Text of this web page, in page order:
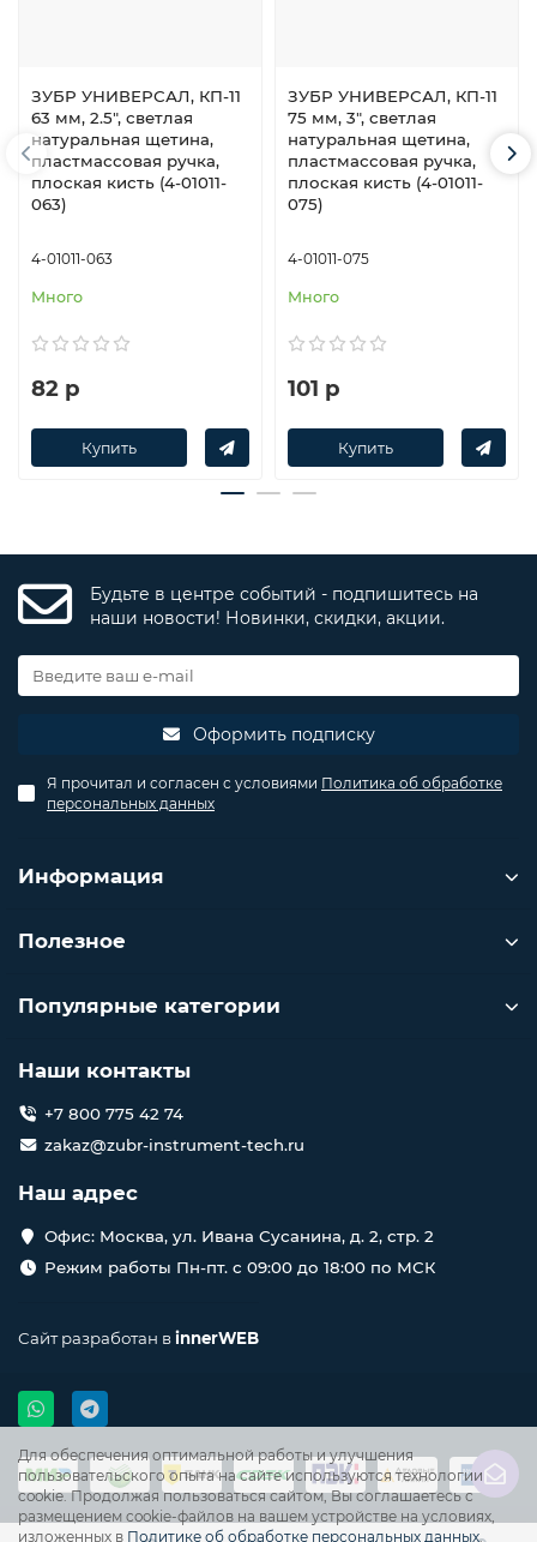
ЗУБР УНИВЕРСАЛ, КП-11
63 мм, 2.5″, светлая
натуральная щетина,
пластмассовая ручка,
плоская кисть (4-01011-
063)
4-01011-063
Много
82 р
Купить
ЗУБР УНИВЕРСАЛ, КП-11
75 мм, 3″, светлая
натуральная щетина,
пластмассовая ручка,
плоская кисть (4-01011-
075)
4-01011-075
Много
101 р
Купить
Для обеспечения оптимальной работы и улучшения
пользовательского опыта на сайте используются технологии
cookie. Продолжая пользоваться сайтом, Вы соглашаетесь с
размещением cookie-файлов на вашем устройстве на условиях,
изложенных в Политике об обработке персональных данных.
Будьте в центре событий - подпишитесь на
наши новости! Новинки, скидки, акции.
Оформить подписку
Я прочитал и согласен с условиями Политика об обработке
персональных данных
Информация
Полезное
Популярные категории
Наши контакты
+7 800 775 42 74
zakaz@zubr-instrument-tech.ru
Наш адрес
Офис: Москва, ул. Ивана Сусанина, д. 2, стр. 2
Режим работы Пн-пт. с 09:00 до 18:00 по МСК
Сайт разработан вinnerWEB